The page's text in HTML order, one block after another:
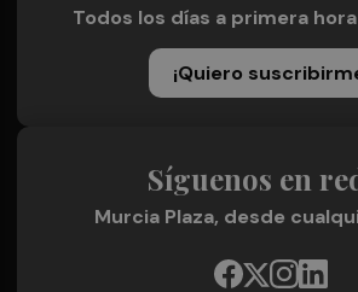
Todos los días a primera
¡Quiero
Síguenos en
Murcia Plaza, desde